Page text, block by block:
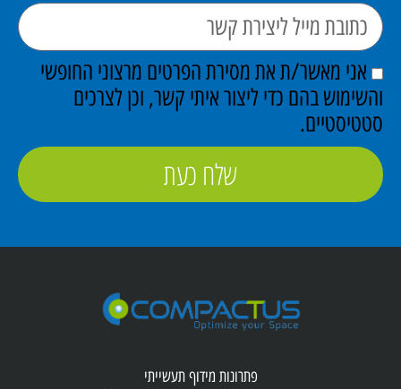
אני מאשר/ת את מסירת הפרטים מרצוני החופשי
בהם כדי ליצור איתי קשר, וכן לצרכים
שלח כעת
פתרונות מידוף תעשייתי